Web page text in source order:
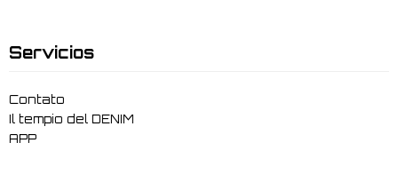
Servicios
Contato
Il tempio del DENIM
APP